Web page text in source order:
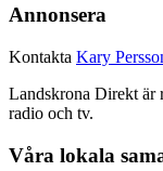
Annonsera
Kontakta Kary
Landskrona Direkt är
radio och tv.
Våra lokala